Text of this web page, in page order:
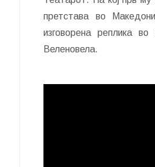
претстава во
изговорена реплика
Веленовела.